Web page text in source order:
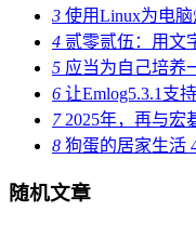
3 使用Linux为电
4 贰零贰伍：用文
5 应当为自己培养
6 让Emlog5.3.1支
72025年，再与宏
8 狗蛋的居家生活
随机文章